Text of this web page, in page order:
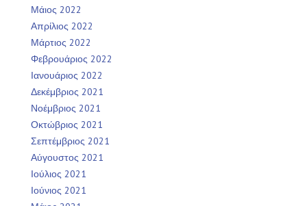
Μάιος 2022
Απρίλιος 2022
Μάρτιος 2022
Φεβρουάριος 2022
Ιανουάριος 2022
Δεκέμβριος 2021
Νοέμβριος 2021
Οκτώβριος 2021
Σεπτέμβριος 2021
Αύγουστος 2021
Ιούλιος 2021
Ιούνιος 2021